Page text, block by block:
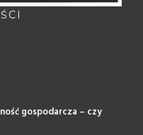
gospodarcza – czy